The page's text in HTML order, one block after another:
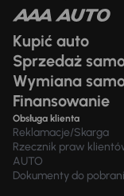
Kupić auto
Sprzedaż
Wymiana
Finansowanie
Obsługa klienta
Reklamacje/Skarga
Rzecznik praw
AUTO
Dokumenty do